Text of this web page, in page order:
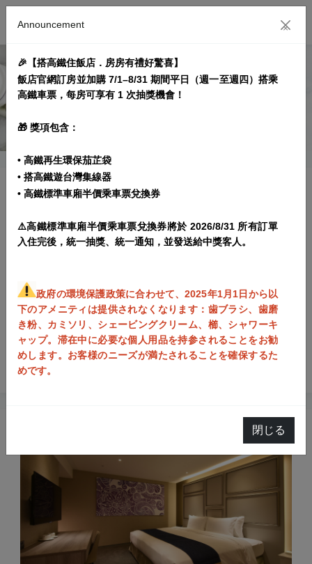
プラン実施期間： 2021/01/08~2027/03/31
朝食が含まれます
ウェルカムギフト（限りがありますので、送り切れの際は予め
ご容赦ください。）
駐車場なし。
Announcement ×
🎉【搭高鐵住飯店．房房有禮好驚喜】
飯店官網訂房並加購 7/1–8/31 期間平日（週一至週四）搭乘
高鐵車票，每房可享有 1 次抽獎機會！
🎁 獎項包含：
• 高鐵再生環保茄芷袋
• 搭高鐵遊台灣集線器
• 高鐵標準車廂半價乘車票兌換券
⚠️高鐵標準車廂半價乘車票兌換券將於 2026/8/31 所有訂單
入住完後，統一抽獎、統一通知，並發送給中獎客人。
政府の環境保護政策に合わせて、2025年1月1日から以
下のアメニティは提供されなくなります：歯ブラシ、歯磨
き粉、カミソリ、シェービングクリーム、櫛、シャワーキ
ャップ。滞在中に必要な個人用品を持参されることをお勧
めします。お客様のニーズが満たされることを確保するた
めです。
閉じる